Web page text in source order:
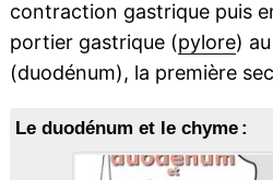
contraction gastrique puis
portier gastrique (pylore) au
(duodénum), la première
Le duodénum et le chyme :